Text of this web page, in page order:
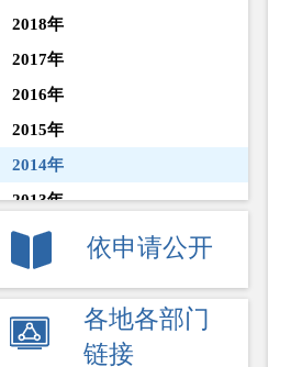
2018年
2017年
2016年
2015年
2014年
2013年
2012年
2011年
2009年
依申请公开
各地各部门
链接